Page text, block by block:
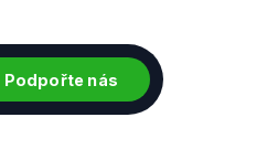
Podpořte nás